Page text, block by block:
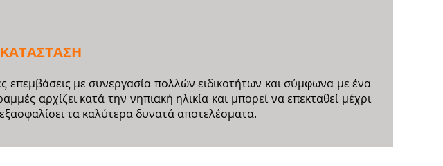
επεμβάσεις με συνεργασία πολλών ειδικοτήτων και σύμφωνα με ένα
αρχίζει κατά την νηπιακή ηλικία και μπορεί να επεκταθεί μέχρι
τα καλύτερα δυνατά αποτελέσματα.